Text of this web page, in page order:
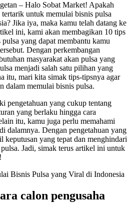
– Halo Sobat Market! Apakah
untuk memulai bisnis pulsa
Jika iya, maka kamu telah datang ke
ini, kami akan membagikan 10 tips
yang dapat membantu kamu
Dengan perkembangan
masyarakat akan pulsa yang
menjadi salah satu pilihan yang
itu, mari kita simak tips-tipsnya agar
dalam memulai bisnis pulsa.
pengetahuan yang cukup tentang
yang berlaku hingga cara
itu, kamu juga perlu memahami
dalamnya. Dengan pengetahuan yang
keputusan yang tepat dan menghindari
Jadi, simak terus artikel ini untuk
Bisnis Pulsa yang Viral di Indonesia
calon pengusaha